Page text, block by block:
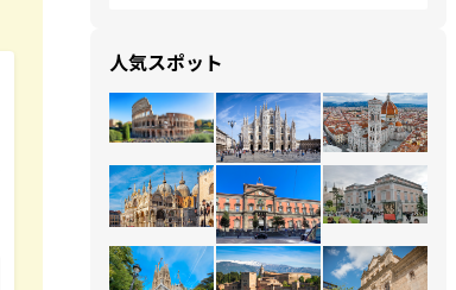
人気スポット